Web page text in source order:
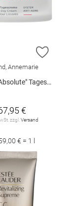
HINZUFÜGEN
ZUR
Annemarie
Tagescreme light 50 ml
€
zzgl. Versand
€ = 1 l